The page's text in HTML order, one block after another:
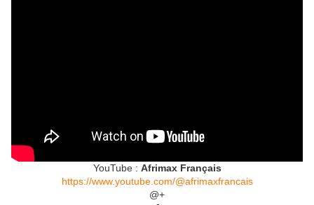
YouTube : Afrimax Français
https://www.youtube.com/@afrimaxfrancais
@+